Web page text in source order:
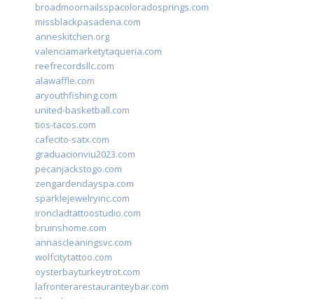
broadmoornailsspacoloradosprings.com
missblackpasadena.com
anneskitchen.org
valenciamarketytaqueria.com
reefrecordsllc.com
alawaffle.com
aryouthfishing.com
united-basketball.com
tios-tacos.com
cafecito-satx.com
graduacionviu2023.com
pecanjackstogo.com
zengardendayspa.com
sparklejewelryinc.com
ironcladtattoostudio.com
bruinshome.com
annascleaningsvc.com
wolfcitytattoo.com
oysterbayturkeytrot.com
lafronterarestauranteybar.com